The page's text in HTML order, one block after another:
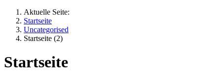
Aktuelle Seite:
Startseite
Uncategorised
Startseite (2)
Startseite